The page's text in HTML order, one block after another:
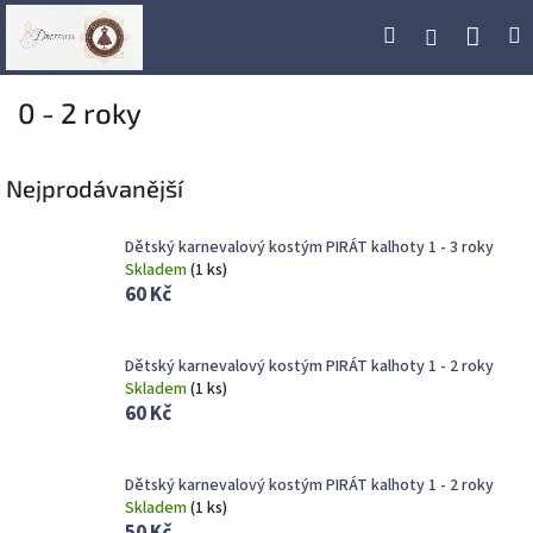
Přejít
Hledat Přihlášení
0 - 2 roky
Nejprodávanější
Dětský karnevalový kostým PIRÁT kalhoty 1 - 3 roky
Skladem(1 ks)
60 Kč
Dětský karnevalový kostým PIRÁT kalhoty 1 - 2 roky
Skladem(1 ks)
60 Kč
Dětský karnevalový kostým PIRÁT kalhoty 1 - 2 roky
Skladem(1 ks)